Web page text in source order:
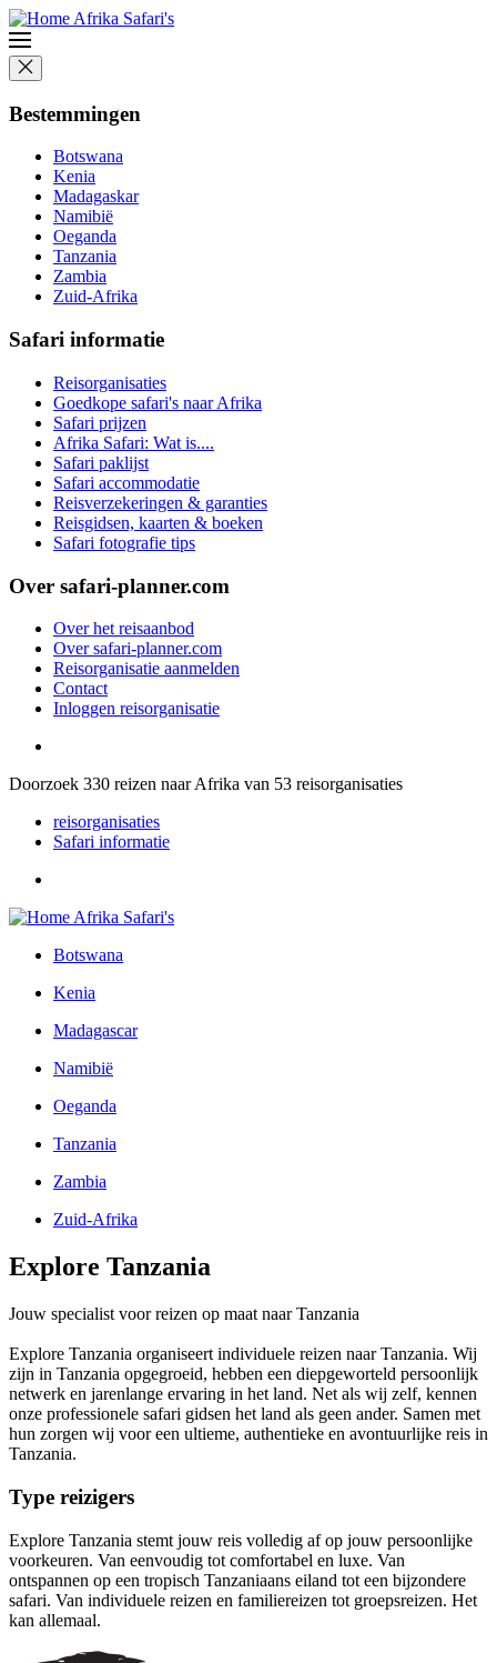
Bestemmingen
Botswana
Kenia
Madagaskar
Namibië
Oeganda
Tanzania
Zambia
Zuid-Afrika
Safari informatie
Reisorganisaties
Goedkope safari's naar Afrika
Safari prijzen
Afrika Safari: Wat is....
Safari paklijst
Safari accommodatie
Reisverzekeringen & garanties
Reisgidsen, kaarten & boeken
Safari fotografie tips
Over safari-planner.com
Over het reisaanbod
Over safari-planner.com
Reisorganisatie aanmelden
Contact
Inloggen reisorganisatie
Doorzoek 330 reizen naar Afrika van 53 reisorganisaties
reisorganisaties
Safari informatie
Botswana
Kenia
Madagascar
Namibië
Oeganda
Tanzania
Zambia
Zuid-Afrika
Explore Tanzania
Jouw specialist voor reizen op maat naar Tanzania
Explore Tanzania organiseert individuele reizen naar Tanzania. Wij
zijn in Tanzania opgegroeid, hebben een diepgeworteld persoonlijk
netwerk en jarenlange ervaring in het land. Net als wij zelf, kennen
onze professionele safari gidsen het land als geen ander. Samen met
hun zorgen wij voor een ultieme, authentieke en avontuurlijke reis in
Tanzania.
Type reizigers
Explore Tanzania stemt jouw reis volledig af op jouw persoonlijke
voorkeuren. Van eenvoudig tot comfortabel en luxe. Van
ontspannen op een tropisch Tanzaniaans eiland tot een bijzondere
safari. Van individuele reizen en familiereizen tot groepsreizen. Het
kan allemaal.